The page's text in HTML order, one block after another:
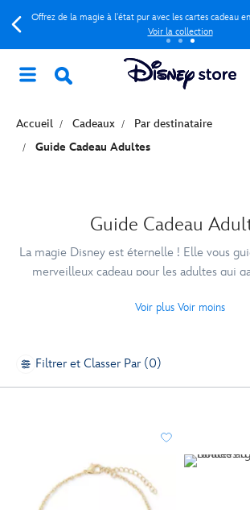
Offrez de la magie à l'état pur avec les cartes cadeau
Voir la collection
Accueil Cadeaux
Par destinataire
Guide Cadeau Adultes
Guide Cadeau
La magie Disney est éternelle ! Elle vous
merveilleux cadeau pour les adultes qui
Voir plus Voir moins
Filtrer et Classer Par (0)